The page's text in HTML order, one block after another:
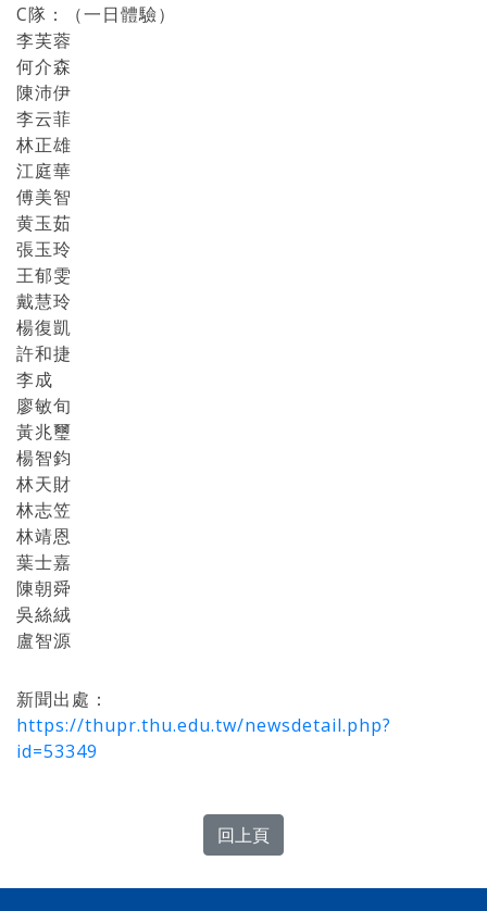
C隊：（一日體驗）
李芙蓉
何介森
陳沛伊
李云菲
林正雄
江庭華
傅美智
黄玉茹
張玉玲
王郁雯
戴慧玲
楊復凱
許和捷
李成
廖敏旬
黃兆璽
楊智鈞
林天財
林志笠
林靖恩
葉士嘉
陳朝舜
吳絲絨
盧智源
新聞出處：
https://thupr.thu.edu.tw/newsdetail.php?
id=53349
回上頁